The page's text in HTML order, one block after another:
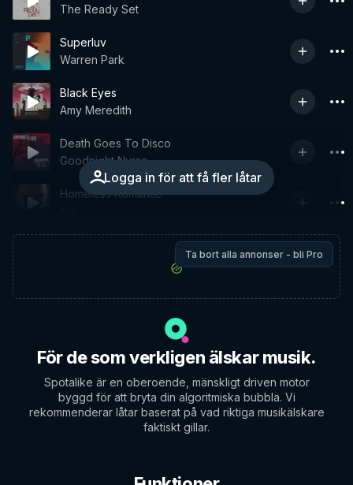
The Ready Set
Superluv
Warren Park
Black Eyes
Amy Meredith
Logga in för att få fler låtar
Death Goes To Disco
Goodnight Nurse
Homeless Romantic
Ta bort alla annonser - bli Pro
För de som verkligen älskar musik.
Spotalike är en oberoende, mänskligt driven motor
byggd för att bryta din algoritmiska bubbla. Vi
rekommenderar låtar baserat på vad riktiga musikälskare
faktiskt gillar.